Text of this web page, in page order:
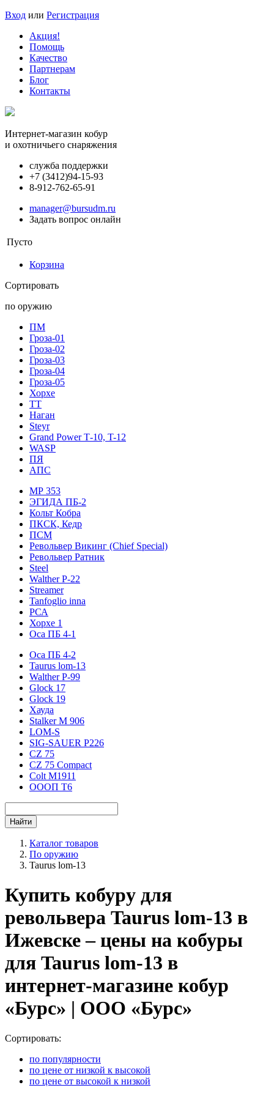
Вход или Регистрация
Акция!
Помощь
Качество
Партнерам
Блог
Контакты
Интернет-магазин кобур
и охотничьего снаряжения
служба поддержки
+7 (3412)94-15-93
8-912-762-65-91
manager@bursudm.ru
Задать вопрос онлайн
Пусто
Корзина
Сортировать
по оружию
ПМ
Гроза-01
Гроза-02
Гроза-03
Гроза-04
Гроза-05
Хорхе
ТТ
Наган
Steyr
Grand Power Т-10, T-12
WASP
ПЯ
АПС
МР 353
ЭГИДА ПБ-2
Кольт Кобра
ПКСК, Кедр
ПСМ
Револьвер Викинг (Chief Special)
Револьвер Ратник
Steel
Walther P-22
Streamer
Tanfoglio inna
РСА
Хорхе 1
Оса ПБ 4-1
Оса ПБ 4-2
Taurus lom-13
Walther P-99
Glock 17
Glock 19
Хауда
Stalker М 906
LOM-S
SIG-SAUER P226
CZ 75
CZ 75 Compact
Colt M1911
ОООП Т6
Каталог товаров
По оружию
Taurus lom-13
Купить кобуру для
револьвера Taurus lom-13 в
Ижевске – цены на кобуры
для Taurus lom-13 в
интернет-магазине кобур
«Бурс» | ООО «Бурс»
Сортировать:
по популярности
по цене от низкой к высокой
по цене от высокой к низкой